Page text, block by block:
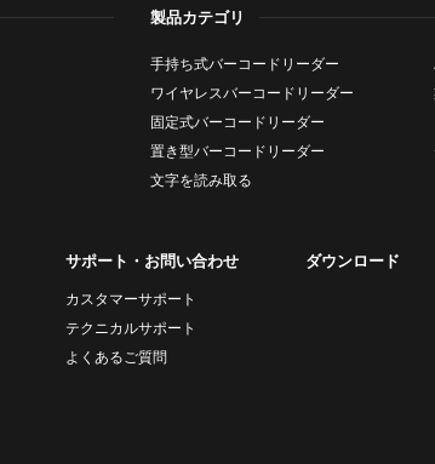
製品カテゴリ
手持ち式バーコードリーダー
ワイヤレスバーコードリーダー
固定式バーコードリーダー
置き型バーコードリーダー
文字を読み取る
サポート・お問い合わせ
カスタマーサポート
テクニカルサポート
よくあるご質問
ダウンロード